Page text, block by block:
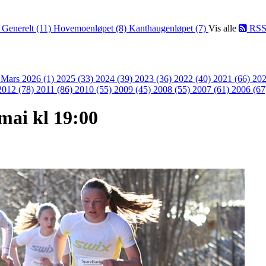
Generelt (11) Hovemoenløpet (8) Kanthaugenløpet (7) Vis alle RSS
Mars 2026 (1) 2025 (33) 2024 (39) 2023 (36) 2022 (40) 2021 (66)
(78) 2011 (86) 2010 (55) 2009 (45) 2008 (55) 2007 (61) 2006
kl 19:00